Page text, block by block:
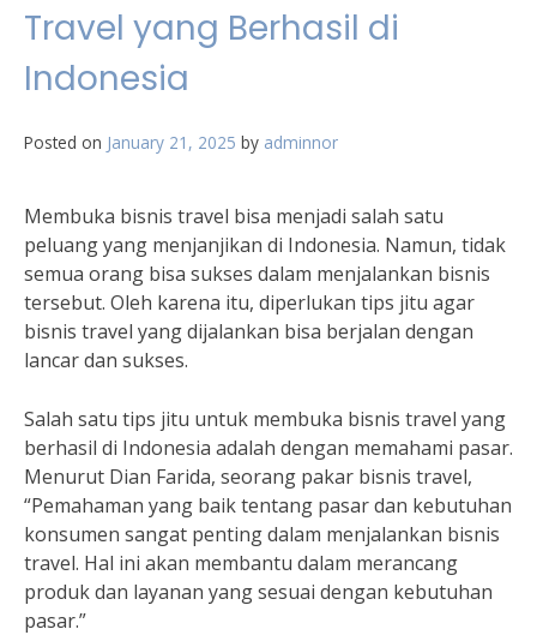
Travel yang Berhasil di
Indonesia
Posted on January 21, 2025 by adminnor
Membuka bisnis travel bisa menjadi salah satu
peluang yang menjanjikan di Indonesia. Namun, tidak
semua orang bisa sukses dalam menjalankan bisnis
tersebut. Oleh karena itu, diperlukan tips jitu agar
bisnis travel yang dijalankan bisa berjalan dengan
lancar dan sukses.
Salah satu tips jitu untuk membuka bisnis travel yang
berhasil di Indonesia adalah dengan memahami pasar.
Menurut Dian Farida, seorang pakar bisnis travel,
“Pemahaman yang baik tentang pasar dan kebutuhan
konsumen sangat penting dalam menjalankan bisnis
travel. Hal ini akan membantu dalam merancang
produk dan layanan yang sesuai dengan kebutuhan
pasar.”